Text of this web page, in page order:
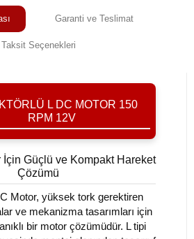
Garanti ve Teslimat
Taksit Seçenekleri
L DC MOTOR 150
RPM 12V
Güçlü ve Kompakt Hareket
Çözümü
Motor, yüksek tork gerektiren
ve mekanizma tasarımları için
bir motor çözümüdür. L tipi